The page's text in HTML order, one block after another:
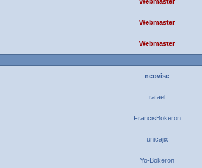
Webmaster
Webmaster
neovise
rafael
FrancisBokeron
unicajix
Yo-Bokeron